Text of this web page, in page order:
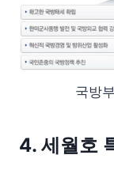
국방
4. 세월호